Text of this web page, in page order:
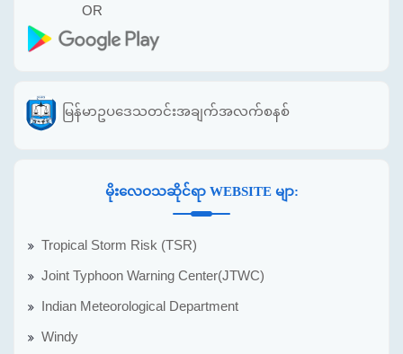
OR
မြန်မာဥပဒေသတင်းအချက်အလက်စနစ်
မိုးလေဝသဆိုင်ရာ WEBSITE မျာ:
Tropical Storm Risk (TSR)
Joint Typhoon Warning Center(JTWC)
Indian Meteorological Department
Windy